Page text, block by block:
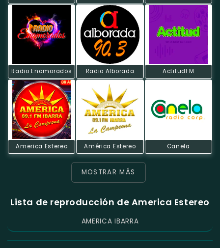
Radio Enamorados Radio Alborada ActitudFM
America Estereo América Estereo Canela
MOSTRAR MÁS
Lista de reproducción de America Estereo
AMERICA IBARRA